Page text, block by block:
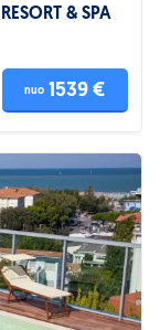
& SPA
nuo 1539 €